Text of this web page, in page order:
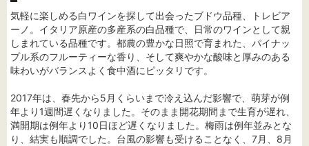
気軽に楽しめる白ワインを探して出会ったブドウ品種、トレビア
ーノ。イタリア原産の多産系の白品種で、日常のワインとして親
しまれている品種です。都農の豊かな日照で育まれた、パイナッ
プル系のフルーティーな香り、そして爽やかな酸味と厚みのある
味わいがバランスよく食中酒にピッタリです。
2017年は、春先から5月くらいまで冷え込んだ影響で、萌芽が例
年より1週間遅くなりました。そのまま開花期間まで生育が遅れ、
満開期は例年より10日ほど遅くなりました。梅雨は例年並みとな
り、結実も順調でした。台風の影響も受けることなく、7月、8月